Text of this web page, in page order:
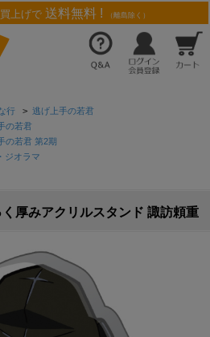
上げで 送料無料 ! （離島除く）
行 > 逃げ上手の若君
の若君
の若君 第2期
ジオラマ
厚みアクリルスタンド 諏訪頼重